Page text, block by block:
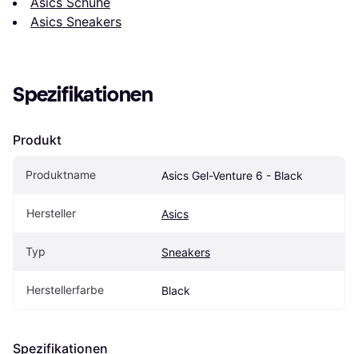
Asics Sneakers
Spezifikationen
Produkt
Produktname Asics Gel-Venture 6 - Black
Hersteller Asics
Typ Sneakers
Herstellerfarbe Black
Spezifikationen